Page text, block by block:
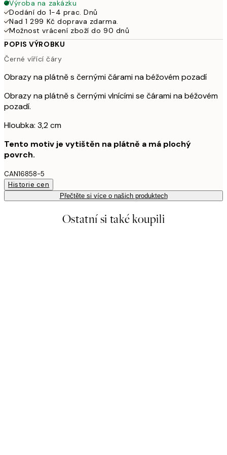
Výroba na zakázku
Dodání do 1-4 prac. Dnů
Nad 1 299 Kč doprava zdarma.
Možnost vrácení zboží do 90 dnů
POPIS VÝROBKU
Černé vířící čáry
Obrazy na plátně s černými čárami na béžovém pozadí
Obrazy na plátně s černými vlnícími se čárami na béžovém
pozadí.
Hloubka: 3,2 cm
Tento motiv je vytištěn na plátně a má plochý
povrch.
CAN16858-5
Historie cen
Přečtěte si více o našich produktech
Ostatní si také koupili